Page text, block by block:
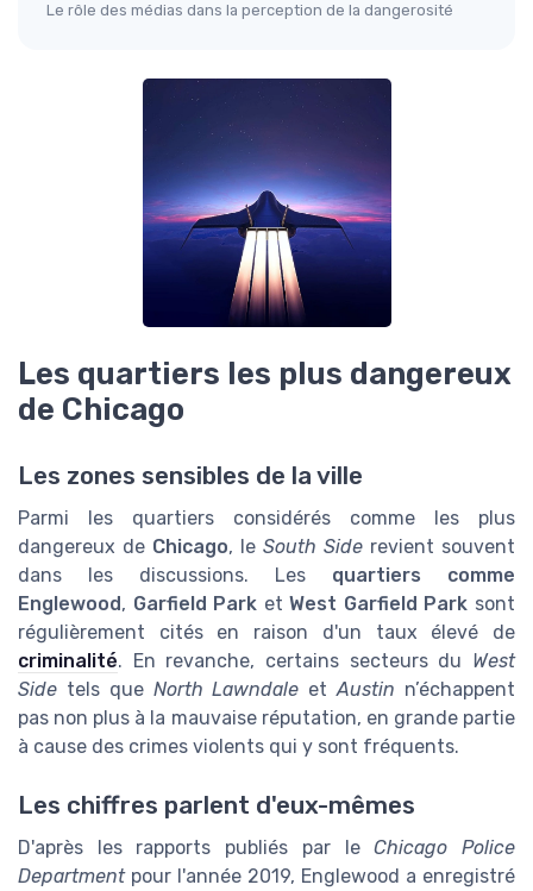
Le rôle des médias dans la perception de la dangerosité
Les quartiers les plus dangereux
de Chicago
Les zones sensibles de la ville
Parmi les quartiers considérés comme les plus
dangereux de Chicago, le South Side revient souvent
dans les discussions. Les quartiers comme
Englewood , Garfield Park etWest Garfield Park sont
régulièrement cités en raison d'un taux élevé de
criminalité. En revanche, certains secteurs du West
Side tels que North Lawndale etAustin n’échappent
pas non plus à la mauvaise réputation, en grande partie
à cause des crimes violents qui y sont fréquents.
Les chiffres parlent d'eux-mêmes
D'après les rapports publiés par leChicago Police
Departmentpour l'année 2019, Englewood a enregistré